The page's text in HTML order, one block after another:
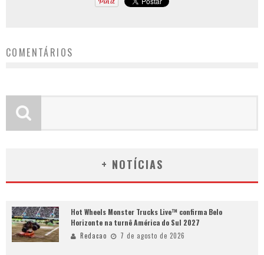
COMENTÁRIOS
+ NOTÍCIAS
Hot Wheels Monster Trucks Live™ confirma Belo
Horizonte na turnê América do Sul 2027
Redacao 7 de agosto de 2026